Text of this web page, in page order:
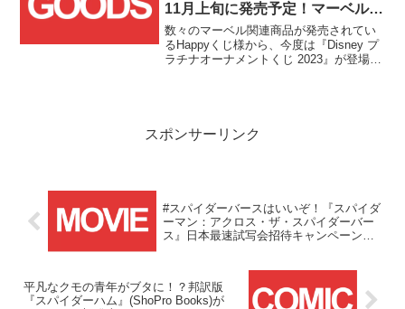
11月上旬に発売予定！マーベルキ
ャラも登場！！
数々のマーベル関連商品が発売されてい
るHappyくじ様から、今度は『Disney プ
ラチナオーナメントくじ 2023』が登場で
スポンサーリンク
#スパイダーバースはいいぞ！『スパイダ
ーマン：アクロス・ザ・スパイダーバー
ス』日本最速試写会招待キャンペーン第
平凡なクモの青年がブタに！？邦訳版
『スパイダーハム』(ShoPro Books)が